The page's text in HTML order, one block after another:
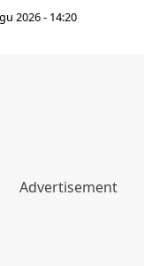
2026 - 14:20